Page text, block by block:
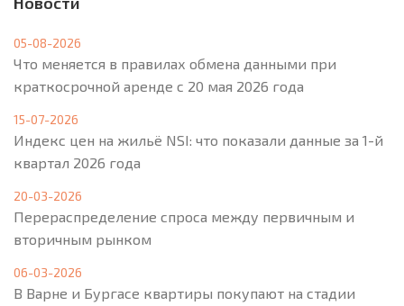
05-08-2026
Что меняется в правилах обмена данными при
краткосрочной аренде с 20 мая 2026 года
15-07-2026
Индекс цен на жильё NSI: что показали данные за 1-й
квартал 2026 года
20-03-2026
Перераспределение спроса между первичным и
вторичным рынком
06-03-2026
В Варне и Бургасе квартиры покупают на стадии